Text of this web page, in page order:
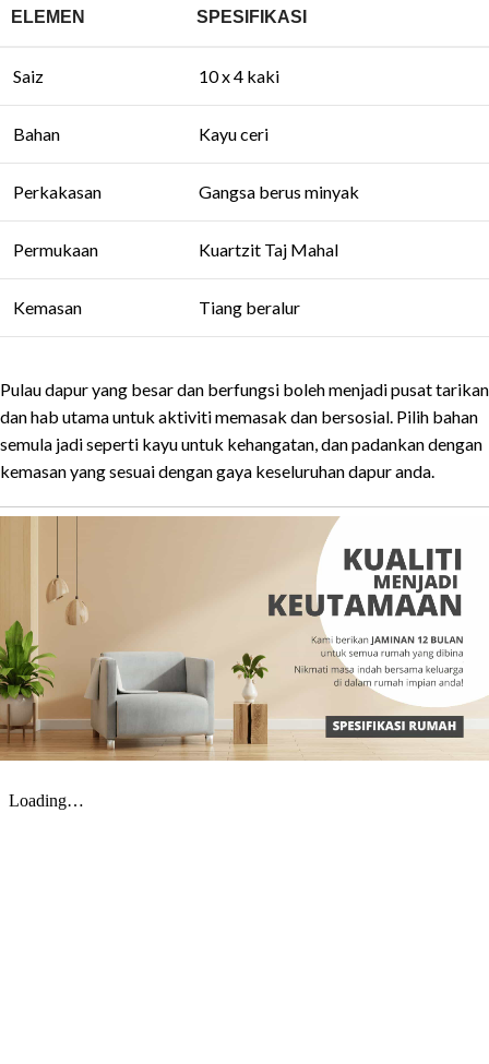
ELEMEN SPESIFIKASI
Saiz 10 x 4 kaki
Bahan Kayu ceri
Perkakasan Gangsa berus minyak
Permukaan Kuartzit Taj Mahal
Kemasan Tiang beralur
Pulau dapur yang besar dan berfungsi boleh menjadi pusat tarikan
dan hab utama untuk aktiviti memasak dan bersosial. Pilih bahan
semula jadi seperti kayu untuk kehangatan, dan padankan dengan
kemasan yang sesuai dengan gaya keseluruhan dapur anda.